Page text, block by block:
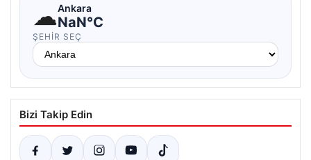
☁Ankara
NaN°C
ŞEHIR SEÇ
Bizi Takip Edin